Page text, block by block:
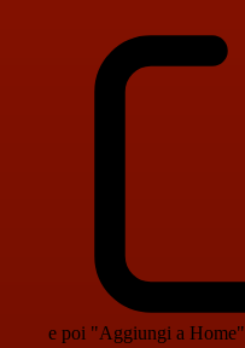
e poi "Aggiungi a Home"